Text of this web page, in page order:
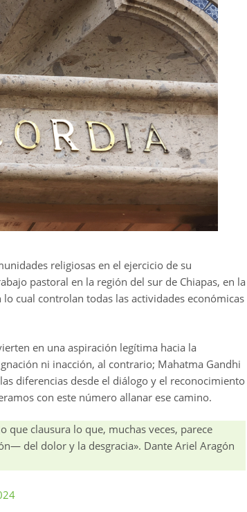
religiosas en el ejercicio de su
pastoral en la región del sur de Chiapas, en la
cual controlan todas las actividades económicas
en una aspiración legítima hacia la
ni inacción, al contrario; Mahatma Gandhi
diferencias desde el diálogo y el reconocimiento
con este número allanar ese camino.
que clausura lo que, muchas veces, parece
del dolor y la desgracia». Dante Ariel Aragón